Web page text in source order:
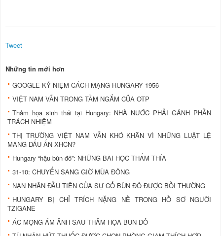
Tweet
Những tin mới hơn
GOOGLE KỶ NIỆM CÁCH MẠNG HUNGARY 1956
VIỆT NAM VẪN TRONG TẦM NGẮM CỦA OTP
Thảm họa sinh thái tại Hungary: NHÀ NƯỚC PHẢI GÁNH PHẦN
TRÁCH NHIỆM
THỊ TRƯỜNG VIỆT NAM VẪN KHÓ KHĂN VÌ NHỮNG LUẬT LỆ
MANG DẤU ẤN XHCN?
Hungary “hậu bùn đỏ”: NHỮNG BÀI HỌC THẤM THÍA
31-10: CHUYỂN SANG GIỜ MÙA ĐÔNG
NẠN NHÂN ĐẦU TIÊN CỦA SỰ CỐ BÙN ĐỎ ĐƯỢC BỒI THƯỜNG
HUNGARY BỊ CHỈ TRÍCH NẶNG NỀ TRONG HỒ SƠ NGƯỜI
TZIGANE
ÁC MỘNG ÁM ẢNH SAU THẢM HỌA BÙN ĐỎ